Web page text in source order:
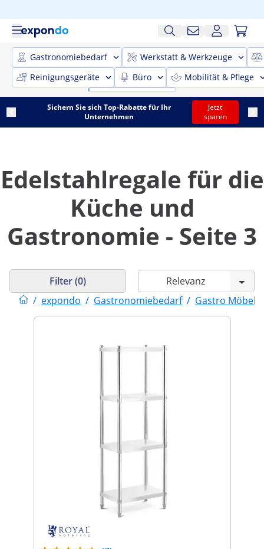
Gastronomiebedarf
Werkstatt & Werkzeuge
Reinigungsgeräte
Büro Mobilität & Pflege
Sichern Sie sich Top-Rabatte für Ihr
Unternehmen
Jetzt
sparen
Edelstahlregale für die
Küche und
Gastronomie - Seite 3
/ expondo / Gastronomiebedarf / Gastro Möbel
Filter (0)